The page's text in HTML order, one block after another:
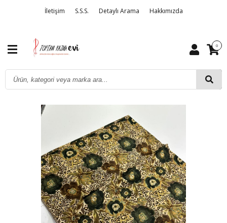
İletişim S.S.S. Detaylı Arama Hakkımızda
0